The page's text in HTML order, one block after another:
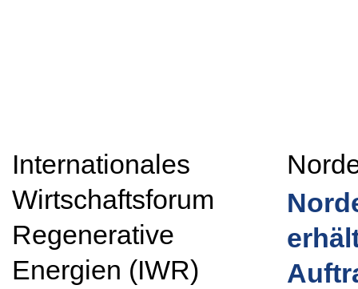
Internationales
Wirtschaftsforum
Regenerative
Energien (IWR)